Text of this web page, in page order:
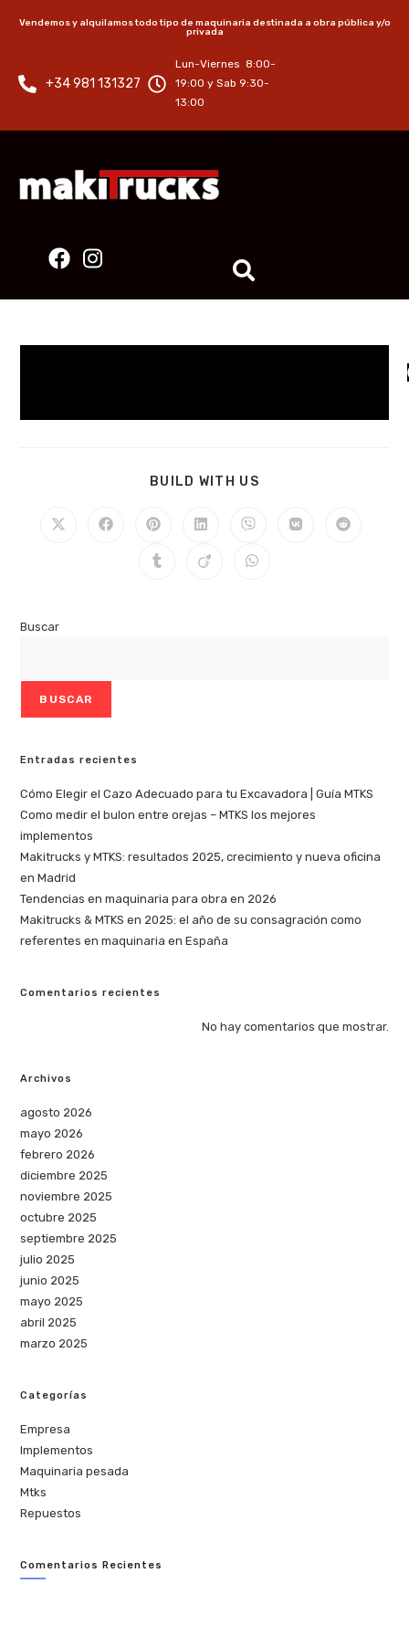
Vendemos y alquilamos todo tipo de maquinaria destinada a obra pública y/o
privada
+34 981 131327
Lun-Viernes 8:00-
19:00 y Sab 9:30-
13:00
BUILD WITH US
Buscar
BUSCAR
Entradas recientes
Cómo Elegir el Cazo Adecuado para tu Excavadora | Guía MTKS
Como medir el bulon entre orejas – MTKS los mejores
implementos
Makitrucks y MTKS: resultados 2025, crecimiento y nueva oficina
en Madrid
Tendencias en maquinaria para obra en 2026
Makitrucks & MTKS en 2025: el año de su consagración como
referentes en maquinaria en España
Comentarios recientes
No hay comentarios que mostrar.
Archivos
agosto 2026
mayo 2026
febrero 2026
diciembre 2025
noviembre 2025
octubre 2025
septiembre 2025
julio 2025
junio 2025
mayo 2025
abril 2025
marzo 2025
Categorías
Empresa
Implementos
Maquinaria pesada
Mtks
Repuestos
Comentarios Recientes